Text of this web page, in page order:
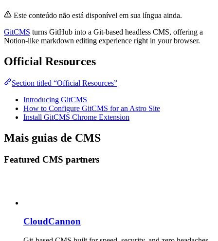
Este conteúdo não está disponível em sua língua ainda.
GitCMS turns GitHub into a Git-based headless CMS, offering a
Notion-like markdown editing experience right in your browser.
Official Resources
Section titled “Official Resources”
Introducing GitCMS
How to Configure GitCMS for an Astro Site
Install GitCMS Chrome Extension
Mais guias de CMS
Featured CMS partners
CloudCannon